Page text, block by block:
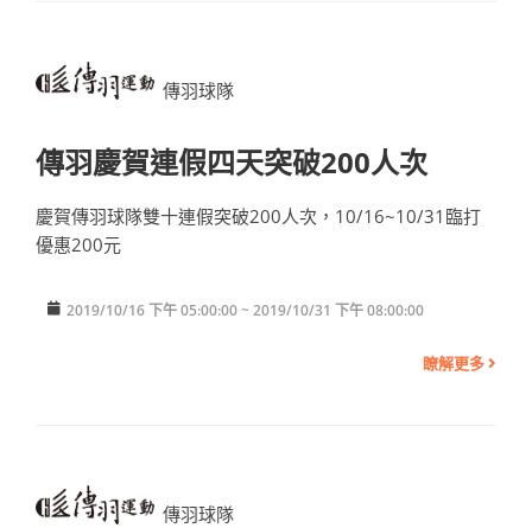
傳羽球隊
傳羽慶賀連假四天突破200人次
慶賀傳羽球隊雙十連假突破200人次，10/16~10/31臨打
優惠200元
2019/10/16 下午 05:00:00 ~ 2019/10/31 下午 08:00:00
瞭解更多
傳羽球隊